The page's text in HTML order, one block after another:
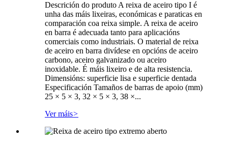
Descrición do produto A reixa de aceiro tipo I é
unha das máis lixeiras, económicas e paraticas en
comparación coa reixa simple. A reixa de aceiro
en barra é adecuada tanto para aplicacións
comerciais como industriais. O material de reixa
de aceiro en barra divídese en opcións de aceiro
carbono, aceiro galvanizado ou aceiro
inoxidable. É máis lixeiro e de alta resistencia.
Dimensións: superficie lisa e superficie dentada
Especificación Tamaños de barras de apoio (mm)
25 × 5 × 3, 32 × 5 × 3, 38 ×...
Ver máis>